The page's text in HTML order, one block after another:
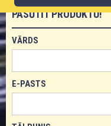
PASŪTĪT PRODUKTU!
VĀRDS
E-PASTS